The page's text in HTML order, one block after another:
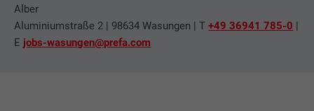
Alber
Aluminiumstraße 2 | 98634 Wasungen | T+49 36941 785-0 |
E jobs-wasungen@prefa.com